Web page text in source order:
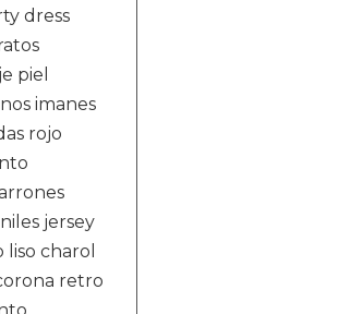
dress
piel
imanes
rojo
jersey
charol
retro